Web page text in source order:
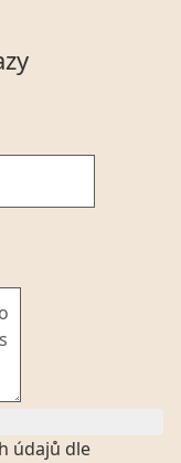
údajů dle